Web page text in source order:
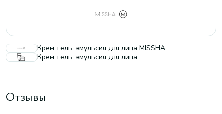
Крем, гель, эмульсия для лица MISSHA
Крем, гель, эмульсия для лица
Отзывы